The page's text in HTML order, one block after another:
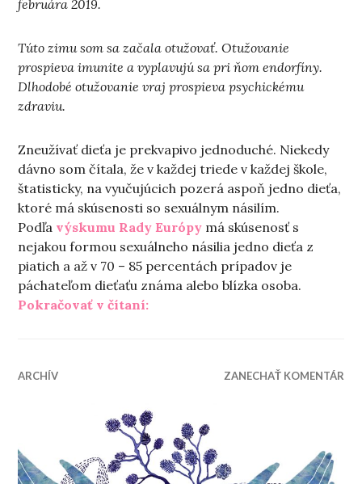
februára 2019.
Túto zimu som sa začala otužovať. Otužovanie
prospieva imunite a vyplavujú sa pri ňom endorfíny.
Dlhodobé otužovanie vraj prospieva psychickému
zdraviu.
Zneužívať dieťa je prekvapivo jednoduché. Niekedy
dávno som čítala, že v každej triede v každej škole,
štatisticky, na vyučujúcich pozerá aspoň jedno dieťa,
ktoré má skúsenosti so sexuálnym násilím.
Podľa výskumu Rady Európy má skúsenosť s
nejakou formou sexuálneho násilia jedno dieťa z
piatich a až v 70 – 85 percentách prípadov je
páchateľom dieťaťu známa alebo blízka osoba.
Pokračovať v čítaní:„Tento text nie je o otužovaní“
ARCHÍV ZANECHAŤ KOMENTÁR